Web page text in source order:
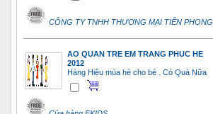
CÔNG TY TNHH THƯƠNG MẠI TIÊN PHONG
AO QUAN TRE EM TRANG PHUC HE
2012
Hàng Hiệu mùa hè cho bé . Có Quà Nữa